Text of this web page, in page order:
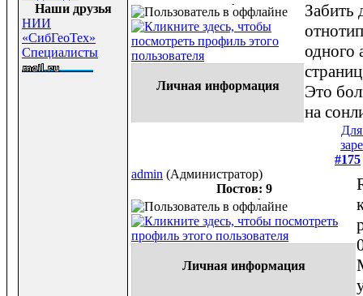
Наши друзья
НИИ
«СибГеоТех»
Специалисты
Личная информация
Забить
одного
Это
на
#175
admin (Администратор)
Постов: 9
Личная информация